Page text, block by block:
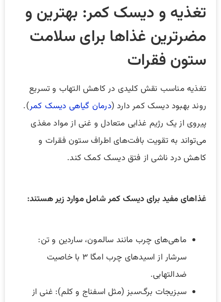
تغذیه و دیسک کمر: بهترین و
مضرترین غذاها برای سلامت
ستون فقرات
تغذیه مناسب نقش کلیدی در کاهش التهاب و تسریع
روند بهبود دیسک کمر دارد (درمان گیاهی دیسک کمر).
پیروی از یک رژیم غذایی متعادل و غنی از مواد مغذی
می‌تواند به تقویت بافت‌های اطراف ستون فقرات و
کاهش درد ناشی از فتق دیسک کمک کند.
غذاهای مفید برای دیسک کمر شامل موارد زیر هستند:
ماهی‌های چرب مانند سالمون، ساردین و تن:
سرشار از اسیدهای چرب امگا ۳ با خاصیت
ضدالتهابی.
سبزیجات برگ‌سبز (مثل اسفناج و کلم): غنی از